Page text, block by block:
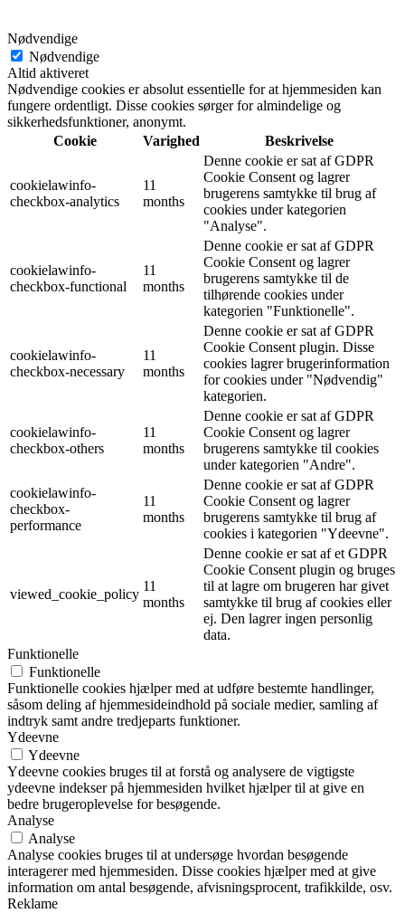
Nødvendige
Nødvendige
Altid aktiveret
Nødvendige cookies er absolut essentielle for at hjemmesiden kan
fungere ordentligt. Disse cookies sørger for almindelige og
sikkerhedsfunktioner, anonymt.
Cookie
Varighed Beskrivelse
cookielawinfo-
checkbox-analytics
11
months
Denne cookie er sat af GDPR
Cookie Consent og lagrer
brugerens samtykke til brug af
cookies under kategorien
"Analyse".
cookielawinfo-
checkbox-functional
11
months
Denne cookie er sat af GDPR
Cookie Consent og lagrer
brugerens samtykke til de
tilhørende cookies under
kategorien "Funktionelle".
cookielawinfo-
checkbox-necessary
11
months
Denne cookie er sat af GDPR
Cookie Consent plugin. Disse
cookies lagrer brugerinformation
for cookies under "Nødvendig"
kategorien.
cookielawinfo-
checkbox-others
11
months
Denne cookie er sat af GDPR
Cookie Consent og lagrer
brugerens samtykke til cookies
under kategorien "Andre".
cookielawinfo-
checkbox-
performance
11
months
Denne cookie er sat af GDPR
Cookie Consent og lagrer
brugerens samtykke til brug af
cookies i kategorien "Ydeevne".
viewed_cookie_policy
11
months
Denne cookie er sat af et GDPR
Cookie Consent plugin og bruges
til at lagre om brugeren har givet
samtykke til brug af cookies eller
ej. Den lagrer ingen personlig
data.
Funktionelle
Funktionelle
Funktionelle cookies hjælper med at udføre bestemte handlinger,
såsom deling af hjemmesideindhold på sociale medier, samling af
indtryk samt andre tredjeparts funktioner.
Ydeevne
Ydeevne
Ydeevne cookies bruges til at forstå og analysere de vigtigste
ydeevne indekser på hjemmesiden hvilket hjælper til at give en
bedre brugeroplevelse for besøgende.
Analyse
Analyse
Analyse cookies bruges til at undersøge hvordan besøgende
interagerer med hjemmesiden. Disse cookies hjælper med at give
information om antal besøgende, afvisningsprocent, trafikkilde, osv.
Reklame